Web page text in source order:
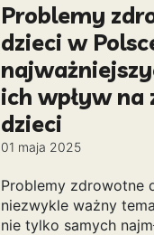
Problemy
dzieci w
ich wpływ na
dzieci
01 maja 2025
Problemy zdrowotne
niezwykle ważny
nie tylko samych